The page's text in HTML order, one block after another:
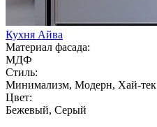
Кухня Айва
Материал фасада:
МДФ
Стиль:
Минимализм, Модерн, Хай-тек
Цвет:
Бежевый, Серый